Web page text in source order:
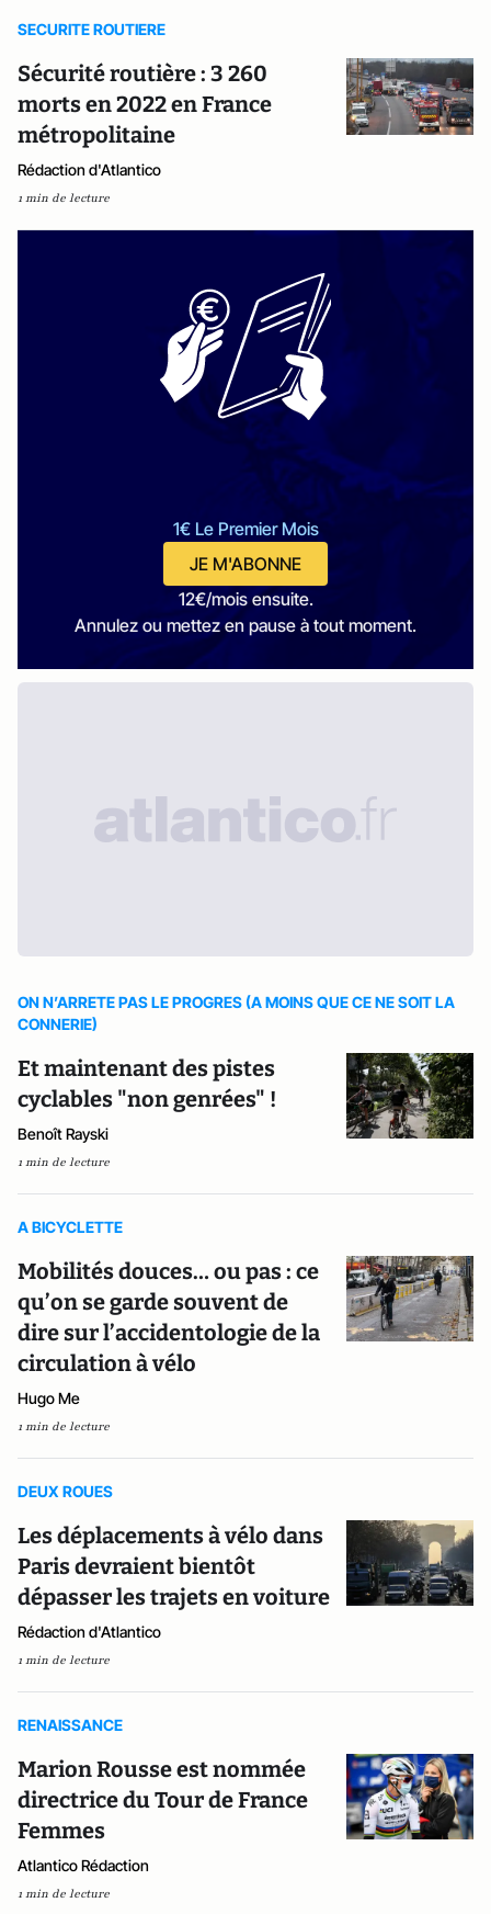
SECURITE ROUTIERE
Sécurité routière : 3 260
morts en 2022 en France
métropolitaine
Rédaction d'Atlantico
1 min de lecture
1€ Le Premier Mois
JE M'ABONNE
12€/mois ensuite.
Annulez ou mettez en pause à tout moment.
ON N’ARRETE PAS LE PROGRES (A MOINS QUE CE NE SOIT LA
CONNERIE)
Et maintenant des pistes
cyclables "non genrées" !
Benoît Rayski
1 min de lecture
A BICYCLETTE
Mobilités douces… ou pas : ce
qu’on se garde souvent de
dire sur l’accidentologie de la
circulation à vélo
Hugo Me
1 min de lecture
DEUX ROUES
Les déplacements à vélo dans
Paris devraient bientôt
dépasser les trajets en voiture
Rédaction d'Atlantico
1 min de lecture
RENAISSANCE
Marion Rousse est nommée
directrice du Tour de France
Femmes
Atlantico Rédaction
1 min de lecture